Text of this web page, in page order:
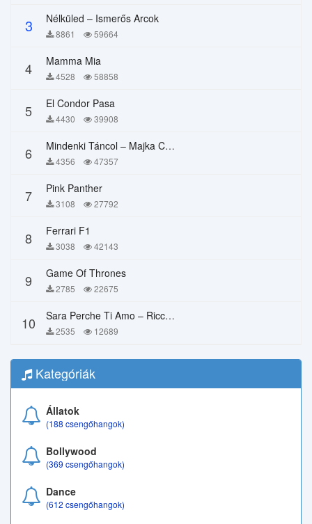
3 Nélküled – Ismerős Arcok
8861 59664
4 Mamma Mia
4528 58858
5 El Condor Pasa
4430 39908
6 Mindenki Táncol – Majka Curtis, Péter Majoros
4356 47357
7 Pink Panther
3108 27792
8 Ferrari F1
3038 42143
9 Game Of Thrones
2785 22675
10 Sara Perche Ti Amo – Ricchi E Poveri
2535 12689
Kategóriák
Állatok
(188 csengőhangok)
Bollywood
(369 csengőhangok)
Dance
(612 csengőhangok)